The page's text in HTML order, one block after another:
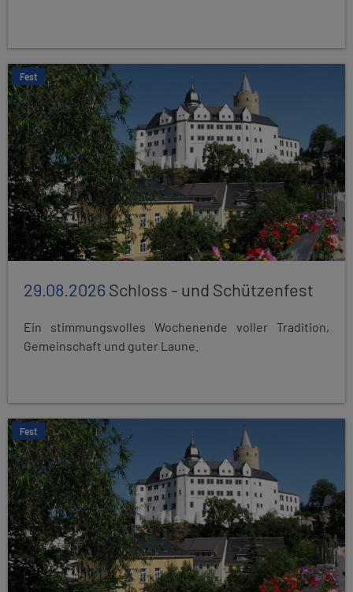
Fest
29.08.2026Schloss - und Schützenfest
Ein stimmungsvolles Wochenende voller Tradition,
Gemeinschaft und guter Laune.
Fest